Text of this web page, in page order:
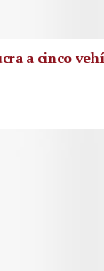
a cinco